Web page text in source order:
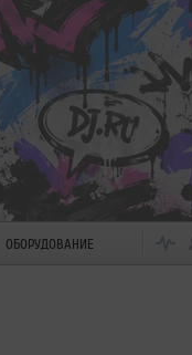
ОБОРУДОВАНИЕ